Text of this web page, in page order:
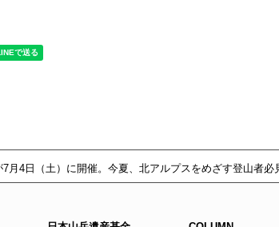
7月4日（土）に開催。今夏、北アルプスをめざす登山者必